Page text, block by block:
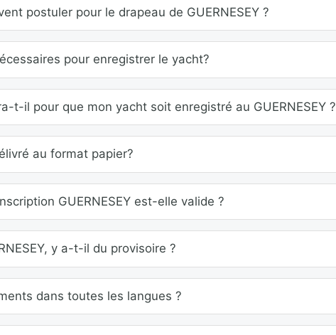
postuler pour le drapeau de GUERNESEY ?
pour enregistrer le yacht?
t-il pour que mon yacht soit enregistré au GUERNESEY ?
au format papier?
GUERNESEY est-elle valide ?
y a-t-il du provisoire ?
dans toutes les langues ?